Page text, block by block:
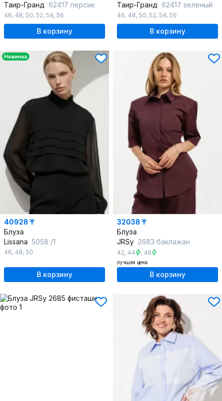
Таир-Гранд 62417 персик
46, 48, 50, 52, 54, 56
В корзину
Таир-Гранд 62417 зеленый
46, 48, 50, 52, 54, 56
В корзину
Новинка
40928 ₸
Блуза
Lissana 5058 /1
46, 48, 50
В корзину
32038 ₸
Блуза
JRSy 2683 баклажан
42, 44 , 46
лучшая цена
В корзину